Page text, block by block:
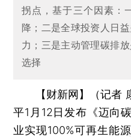
拐点，基于三个因素：
降；二是全球投资人日
力；三是主动管理碳排
选择
【财新网】（记者
平1月12日发布《迈向
业实现100%可再生能